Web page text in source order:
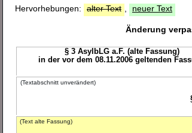
Hervorhebungen:
alter Text neuer Text
Änderung
§ 3 AsylbLG a.F. (alte Fassung)
in der vor dem 08.11.2006 geltenden
(Textabschnitt unverändert)
(Text alte Fassung)